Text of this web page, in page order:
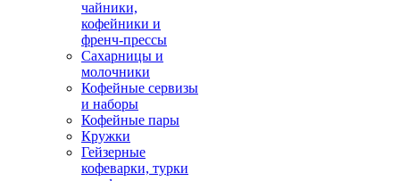
чайники,
кофейники и
френч-прессы
Сахарницы и
молочники
Кофейные сервизы
и наборы
Кофейные пары
Кружки
Гейзерные
кофеварки, турки